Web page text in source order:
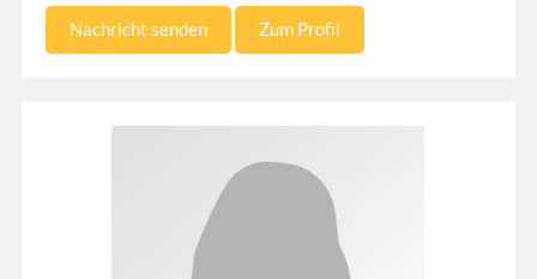
Nachricht senden Zum Profil